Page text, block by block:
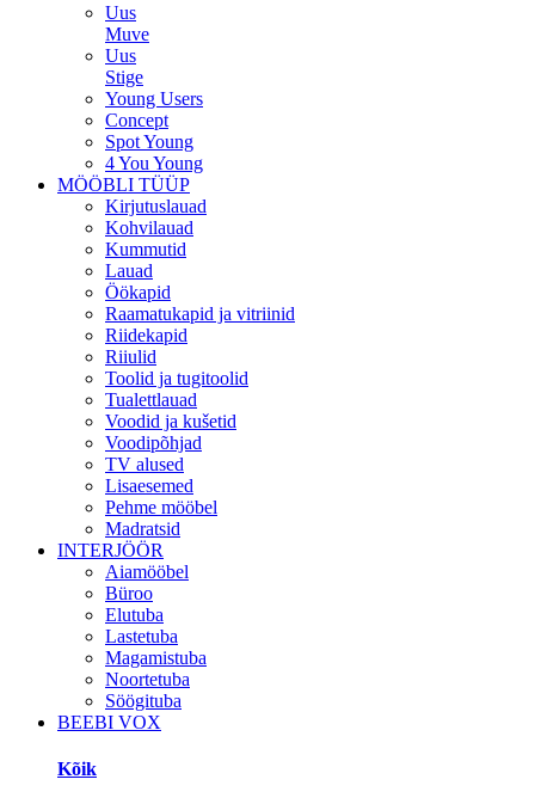
Uus
Muve
Uus
Stige
Young Users
Concept
Spot Young
4 You Young
MÖÖBLI TÜÜP
Kirjutuslauad
Kohvilauad
Kummutid
Lauad
Öökapid
Raamatukapid ja vitriinid
Riidekapid
Riiulid
Toolid ja tugitoolid
Tualettlauad
Voodid ja kušetid
Voodipõhjad
TV alused
Lisaesemed
Pehme mööbel
Madratsid
INTERJÖÖR
Aiamööbel
Büroo
Elutuba
Lastetuba
Magamistuba
Noortetuba
Söögituba
BEEBI VOX
Kõik